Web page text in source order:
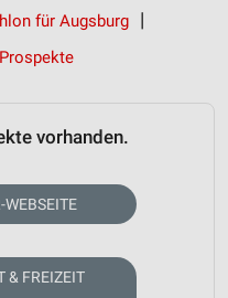
für Augsburg
vorhanden.
WEBSEITE
& FREIZEIT